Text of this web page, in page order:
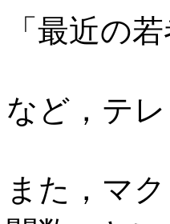
「最近の
など，テ
また，マ